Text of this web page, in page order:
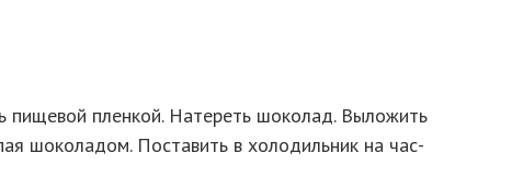
пищевой пленкой. Натереть шоколад. Выложить
шоколадом. Поставить в холодильник на час-